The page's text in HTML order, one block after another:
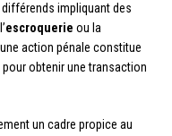
impliquant des
escroquerie ou la
action pénale constitue
obtenir une transaction
un cadre propice au